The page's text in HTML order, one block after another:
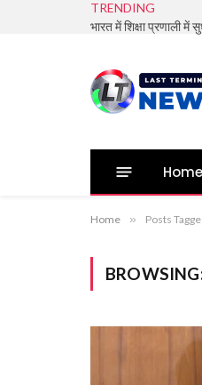
TRENDING
Home
Home » Posts